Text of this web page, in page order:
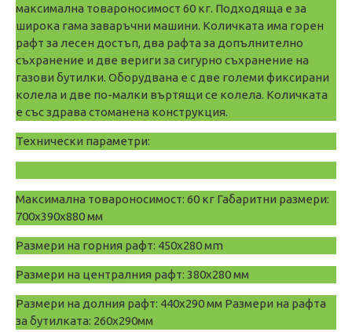
максимална товароносимост 60 кг. Подходяща е за
широка гама заваръчни машини. Количката има горен
рафт за лесен достъп, два рафта за допълнително
съхранение и две вериги за сигурно съхранение на
газови бутилки. Оборудвана е с две големи фиксирани
колела и две по-малки въртящи се колела. Количката
е със здрава стоманена конструкция.
Технически параметри:
Максимална товароносимост: 60 кг Габаритни размери:
700x390x880 мм
Размери на горния рафт: 450х280 мm
Размери на централния рафт: 380х280 мм
Размери на долния рафт: 440х290 мм Размери на рафта
за бутилката: 260х290мм